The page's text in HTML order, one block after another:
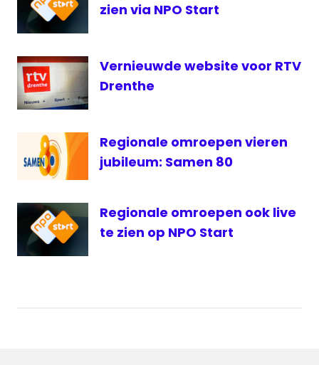
regionale
omroep
zien via NPO Start
Vernieuwde website voor RTV
Drenthe
Regionale omroepen vieren
jubileum: Samen 80
Regionale omroepen ook live
te zien op NPO Start